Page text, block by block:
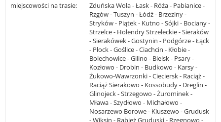
miejscowości na trasie:
Zduńska Wola - Łask - Róża - Pabianice -
Rzgów - Tuszyn - Łódź - Brzeziny -
Stryków - Piątek - Kutno - Sójki - Bociany -
Strzelce - Holendry Strzeleckie - Sieraków
- Sierakówek - Gostynin - Podgórze - Łąck
- Płock - Goślice - Ciachcin - Kłobie -
Bolechowice - Gilino - Bielsk - Psary -
Kozłowo - Drobin - Budkowo - Karsy -
Żukowo-Wawrzonki - Cieciersk - Raciąż -
Raciąż Sierakowo - Kossobudy - Dreglin -
Glinojeck - Strzegowo - Żurominek -
Mława - Szydłowo - Michałowo -
Nosarzewo Borowe - Kluszewo - Grudusk
- Wiksin - Rąbież Gruduski - Rzęgnowo -